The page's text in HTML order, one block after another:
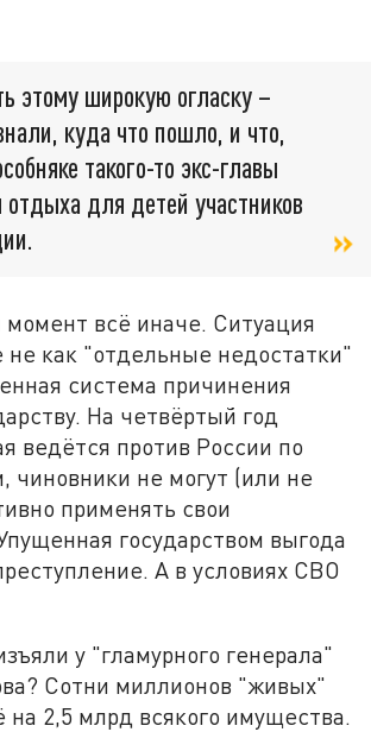
этому широкую огласку –
куда что пошло, и что,
такого-то экс-главы
для детей участников
всё иначе. Ситуация
не как "отдельные недостатки"
система причинения
На четвёртый год
ведётся против России по
чиновники не могут (или не
применять свои
государством выгода
А в условиях СВО
у "гламурного генерала"
Сотни миллионов "живых"
2,5 млрд всякого имущества.